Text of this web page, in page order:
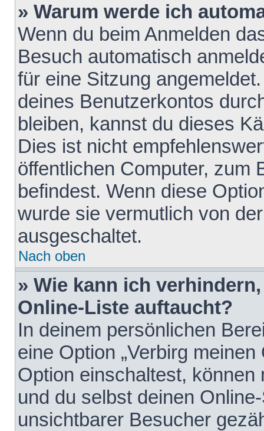
» Warum werde ich
Wenn du beim Anmelden
Besuch automatisch
für eine Sitzung
deines Benutzerkontos
bleiben, kannst du dieses
Dies ist nicht
öffentlichen Computer, zum
befindest. Wenn diese
wurde sie vermutlich von
ausgeschaltet.
Nach oben
» Wie kann ich
Online-Liste auftaucht?
In deinem persönlichen
eine Option „Verbirg
Option einschaltest,
und du selbst deinen
unsichtbarer Besucher